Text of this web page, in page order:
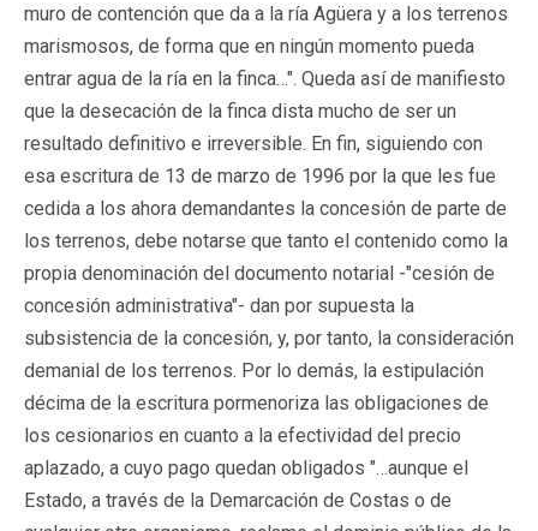
muro de contención que da a la ría Agüera y a los terrenos
marismosos, de forma que en ningún momento pueda
entrar agua de la ría en la finca…". Queda así de manifiesto
que la desecación de la finca dista mucho de ser un
resultado definitivo e irreversible. En fin, siguiendo con
esa escritura de 13 de marzo de 1996 por la que les fue
cedida a los ahora demandantes la concesión de parte de
los terrenos, debe notarse que tanto el contenido como la
propia denominación del documento notarial -"cesión de
concesión administrativa"- dan por supuesta la
subsistencia de la concesión, y, por tanto, la consideración
demanial de los terrenos. Por lo demás, la estipulación
décima de la escritura pormenoriza las obligaciones de
los cesionarios en cuanto a la efectividad del precio
aplazado, a cuyo pago quedan obligados "…aunque el
Estado, a través de la Demarcación de Costas o de